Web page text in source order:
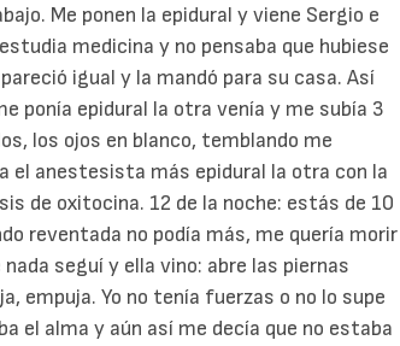
Me ponen la epidural y viene Sergio e
medicina y no pensaba que hubiese
igual y la mandó para su casa. Así
ponía epidural la otra venía y me subía 3
los ojos en blanco, temblando me
el anestesista más epidural la otra con la
de oxitocina. 12 de la noche: estás de 10
reventada no podía más, me quería morir
seguí y ella vino: abre las piernas
empuja. Yo no tenía fuerzas o no lo supe
el alma y aún así me decía que no estaba